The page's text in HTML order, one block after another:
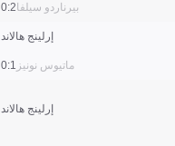
بيرناردو سيلفا2:0
إرلينج هالاند
ماتيوس نونيز 1:0
إرلينج هالاند